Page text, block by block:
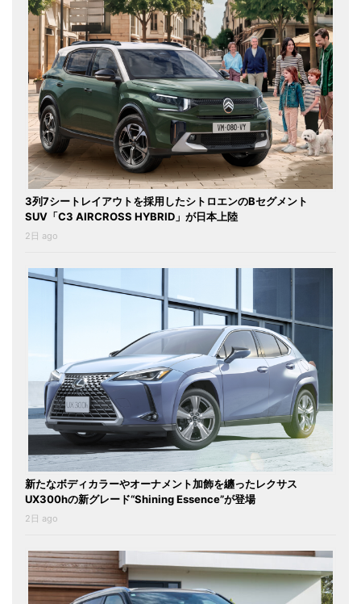
3列7シートレイアウトを採用したシトロエンのBセグメント
SUV「C3 AIRCROSS HYBRID」が日本上陸
2日 ago
新たなボディカラーやオーナメント加飾を纏ったレクサス
UX300hの新グレード“Shining Essence”が登場
2日 ago